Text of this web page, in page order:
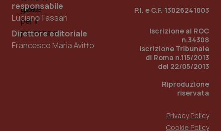
responsabile
Luciano Fassari
Direttore editoriale
Francesco Maria Avitto
P.I. e C.F. 13026241003
Iscrizione al ROC
n.34308
Iscrizione Tribunale
di Roma n.115/2013
del 22/05/2013
Riproduzione
riservata
Privacy Policy
Cookie Policy
.quotidianosanita.it
1